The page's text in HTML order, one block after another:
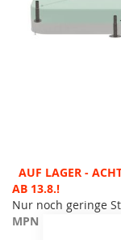
Zum
Anfang
der
Bildergalerie
AUF LAGER -
AB 13.8.!
Nur noch geringe
MPN